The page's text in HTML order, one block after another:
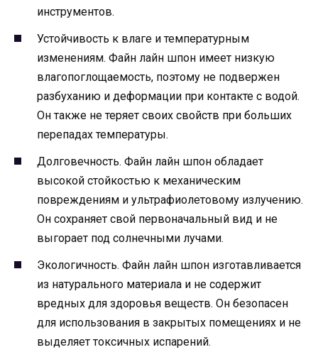
инструментов.
Устойчивость к влаге и температурным
изменениям. Файн лайн шпон имеет низкую
влагопоглощаемость, поэтому не подвержен
разбуханию и деформации при контакте с водой.
Он также не теряет своих свойств при больших
перепадах температуры.
Долговечность. Файн лайн шпон обладает
высокой стойкостью к механическим
повреждениям и ультрафиолетовому излучению.
Он сохраняет свой первоначальный вид и не
выгорает под солнечными лучами.
Экологичность. Файн лайн шпон изготавливается
из натурального материала и не содержит
вредных для здоровья веществ. Он безопасен
для использования в закрытых помещениях и не
выделяет токсичных испарений.